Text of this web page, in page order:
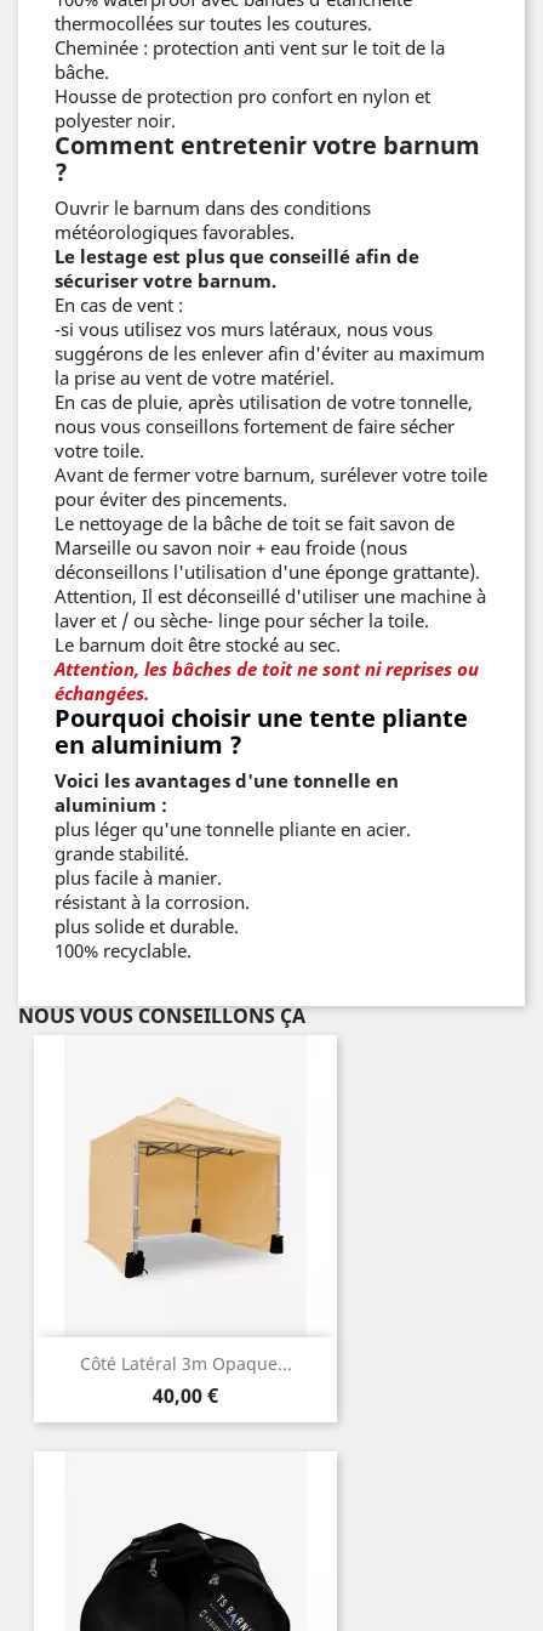
thermocollées sur toutes les coutures.
Cheminée : protection anti vent sur le toit de la
bâche.
Housse de protection pro confort en nylon et
polyester noir.
Comment entretenir votre barnum
?
Ouvrir le barnum dans des conditions
météorologiques favorables.
Le lestage est plus que conseillé afin de
sécuriser votre barnum.
En cas de vent :
-si vous utilisez vos murs latéraux, nous vous
suggérons de les enlever afin d'éviter au maximum
la prise au vent de votre matériel.
En cas de pluie, après utilisation de votre tonnelle,
nous vous conseillons fortement de faire sécher
votre toile.
Avant de fermer votre barnum, surélever votre toile
pour éviter des pincements.
Le nettoyage de la bâche de toit se fait savon de
Marseille ou savon noir + eau froide (nous
déconseillons l'utilisation d'une éponge grattante).
Attention, Il est déconseillé d'utiliser une machine à
laver et / ou sèche- linge pour sécher la toile.
Le barnum doit être stocké au sec.
Attention, les bâches de toit ne sont ni reprises ou
échangées.
Pourquoi choisir une tente pliante
en aluminium ?
Voici les avantages d'une tonnelle en
aluminium :
plus léger qu'une tonnelle pliante en acier.
grande stabilité.
plus facile à manier.
résistant à la corrosion.
plus solide et durable.
100% recyclable.
NOUS VOUS CONSEILLONS ÇA
Côté Latéral 3m Opaque...
Prix
40,00 €